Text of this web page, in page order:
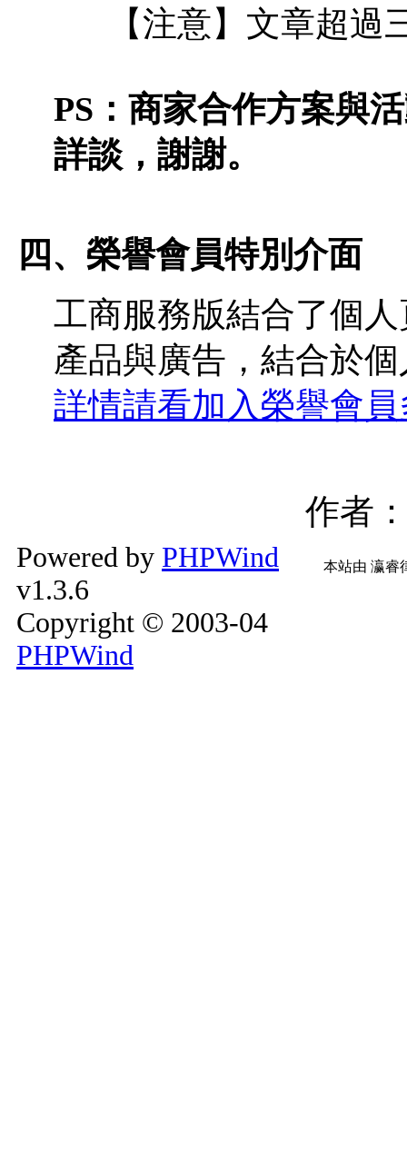
【注意】文章超過
PS：商家合作方案與
詳談，謝謝。
四、榮譽會員特別介面
工商服務版結合了個
產品與廣告，結合於
詳情請看加入榮譽會
作者
Powered by PHPWind
v1.3.6
Copyright © 2003-04
PHPWind
本站由 瀛睿